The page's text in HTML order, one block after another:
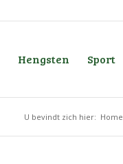
Hengsten Sport
U bevindt zich hier: Home